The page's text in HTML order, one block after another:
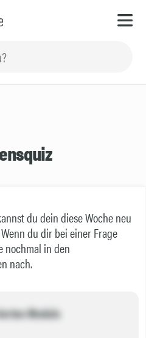
du dein diese Woche neu
du dir bei einer Frage
nochmal in den
nach.
Moduls